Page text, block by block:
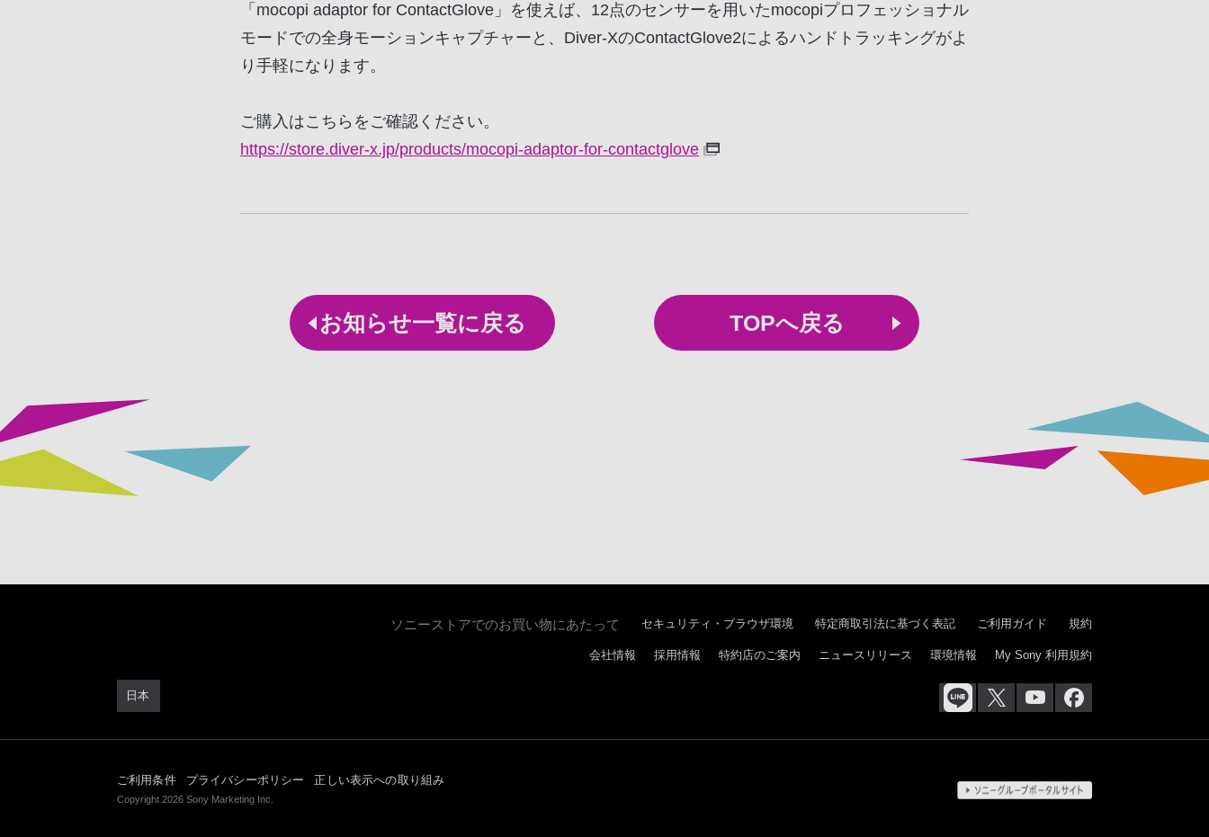
「mocopi adaptor for ContactGlove」を使えば、12点のセンサーを用いたmocopiプロフェッショナル
モードでの全身モーションキャプチャーと、Diver-XのContactGlove2によるハンドトラッキングがよ
り手軽になります。
ご購入はこちらをご確認ください。
https://store.diver-x.jp/products/mocopi-adaptor-for-contactglove
お知らせ一覧に戻る TOPへ戻る
ソニーストアでのお買い物にあたって セキュリティ・ブラウザ環境 特定商取引法に基づく表記 ご利用ガイド 規約
日本
会社情報 採用情報 特約店のご案内 ニュースリリース 環境情報 My Sony 利用規約
ご利用条件 プライバシーポリシー 正しい表示への取り組み
Copyright 2026 Sony Marketing Inc.